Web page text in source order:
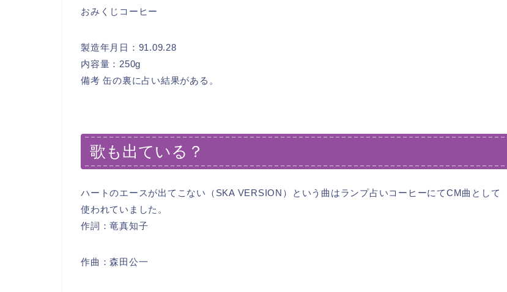
おみくじコーヒー
製造年月日：91.09.28
内容量：250g
備考 缶の裏に占い結果がある。
歌も出ている？
ハートのエースが出てこない（SKA VERSION）という曲はランプ占いコーヒーにてCM曲として
使われていました。
作詞：竜真知子
作曲：森田公一